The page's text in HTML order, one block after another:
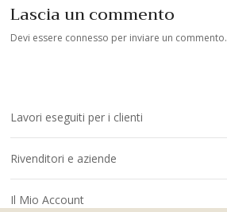
Lascia un commento
Devi essere connesso per inviare un commento.
Lavori eseguiti per i clienti
Rivenditori e aziende
Il Mio Account